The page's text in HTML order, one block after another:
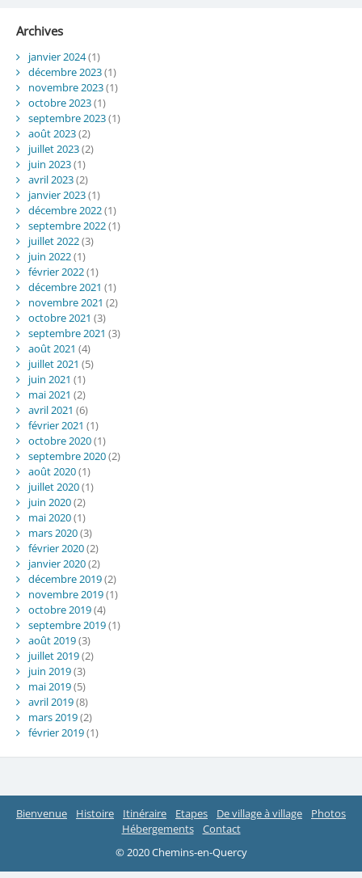
Archives
janvier 2024(1)
décembre 2023(1)
novembre 2023(1)
octobre 2023(1)
septembre 2023(1)
août 2023(2)
juillet 2023(2)
juin 2023(1)
avril 2023(2)
janvier 2023(1)
décembre 2022(1)
septembre 2022(1)
juillet 2022(3)
juin 2022(1)
février 2022(1)
décembre 2021 (1)
novembre 2021 (2)
octobre 2021 (3)
septembre 2021 (3)
août 2021 (4)
juillet 2021 (5)
juin 2021 (1)
mai 2021 (2)
avril 2021 (6)
février 2021 (1)
octobre 2020(1)
septembre 2020(2)
août 2020(1)
juillet 2020(1)
juin 2020(2)
mai 2020(1)
mars 2020(3)
février 2020(2)
janvier 2020(2)
décembre 2019(2)
novembre 2019(1)
octobre 2019(4)
septembre 2019(1)
août 2019(3)
juillet 2019(2)
juin 2019(3)
mai 2019(5)
avril 2019(8)
mars 2019(2)
février 2019(1)
Bienvenue Histoire Itinéraire Etapes De village à village
Photos
Hébergements
Contact
© 2020 Chemins-en-Quercy